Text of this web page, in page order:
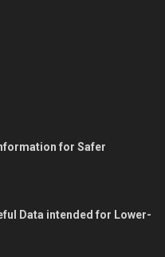
for Safer
Data intended for Lower-